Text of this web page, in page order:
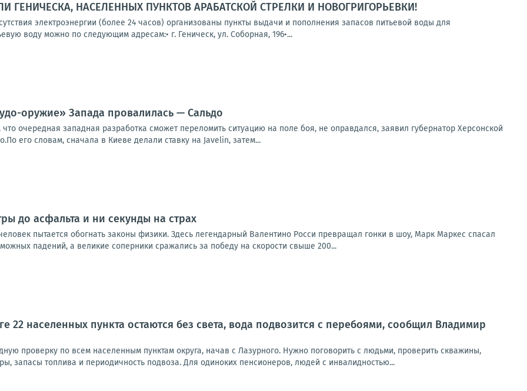
ГЕНИЧЕСКА, НАСЕЛЕННЫХ ПУНКТОВ АРАБАТСКОЙ СТРЕЛКИ И НОВОГРИГОРЬЕВКИ!
электроэнергии (более 24 часов) организованы пункты выдачи и пополнения запасов питьевой воды для
воду можно по следующим адресам:• г. Геническ, ул. Соборная, 196•...
оружие» Запада провалилась — Сальдо
что очередная западная разработка сможет переломить ситуацию на поле боя, не оправдался, заявил губернатор Херсонской
его словам, сначала в Киеве делали ставку на Javelin, затем...
до асфальта и ни секунды на страх
пытается обогнать законы физики. Здесь легендарный Валентино Росси превращал гонки в шоу, Марк Маркес спасал
падений, а великие соперники сражались за победу на скорости свыше 200...
22 населенных пункта остаются без света, вода подвозится с перебоями, сообщил Владимир
проверку по всем населенным пунктам округа, начав с Лазурного. Нужно поговорить с людьми, проверить скважины,
запасы топлива и периодичность подвоза. Для одиноких пенсионеров, людей с инвалидностью...